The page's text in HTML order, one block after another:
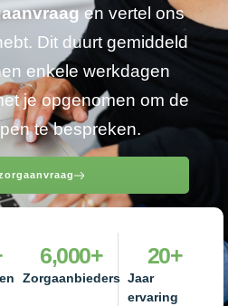
en vertel ons
Dit duurt gemiddeld
enkele werkdagen
je opgenomen om de
te bespreken.
Zorgaanbieders
6,000+
Jaar
ervaring
20+